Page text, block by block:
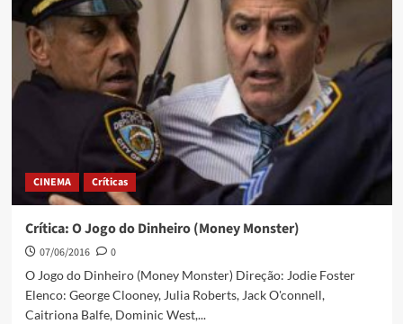
CINEMA Críticas
Crítica: O Jogo do Dinheiro (Money Monster)
07/06/2016
0
O Jogo do Dinheiro (Money Monster) Direção: Jodie Foster
Elenco: George Clooney, Julia Roberts, Jack O'connell,
Caitriona Balfe, Dominic West,...